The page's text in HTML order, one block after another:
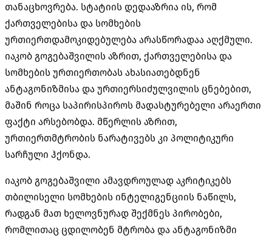
თანაცხოვრება. სტატიის დედააზრია ის, რომ
ქართველებისა და სომხების
ურთიერთდამოკიდებულება არასწორადაა აღქმული.
იაკობ გოგებაშვილის აზრით, ქართველებისა და
სომხების ურთიერთობას ახასიათებდნენ
ანტაგონიზმისა და ურთიერსიძულვილის ცნებებით,
მაშინ როცა საპირისპიროს მადასტურებელი არაერთი
ფაქტი არსებობდა. მწერლის აზრით,
ურთიერთმტრობის ნარატივებს კი პოლიტიკური
სარჩული ჰქონდა.
იაკობ გოგებაშვილი ამავდროულად აკრიტიკებს
თბილისელი სომხების ინტელიგენციის ნაწილს,
რადგან მათ ხელოვნურად შექმნეს პირობები,
რომლითაც ცდილობენ მტრობა და ანტაგონიზმი